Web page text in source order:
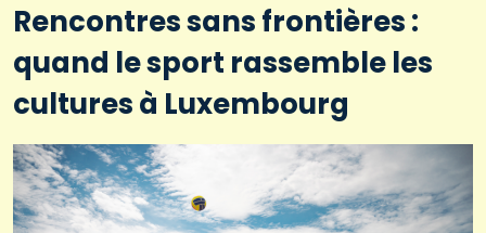
Rencontres sans frontières :
quand le sport rassemble les
cultures à Luxembourg